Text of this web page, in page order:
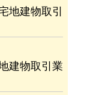
建物取引
建物取引業